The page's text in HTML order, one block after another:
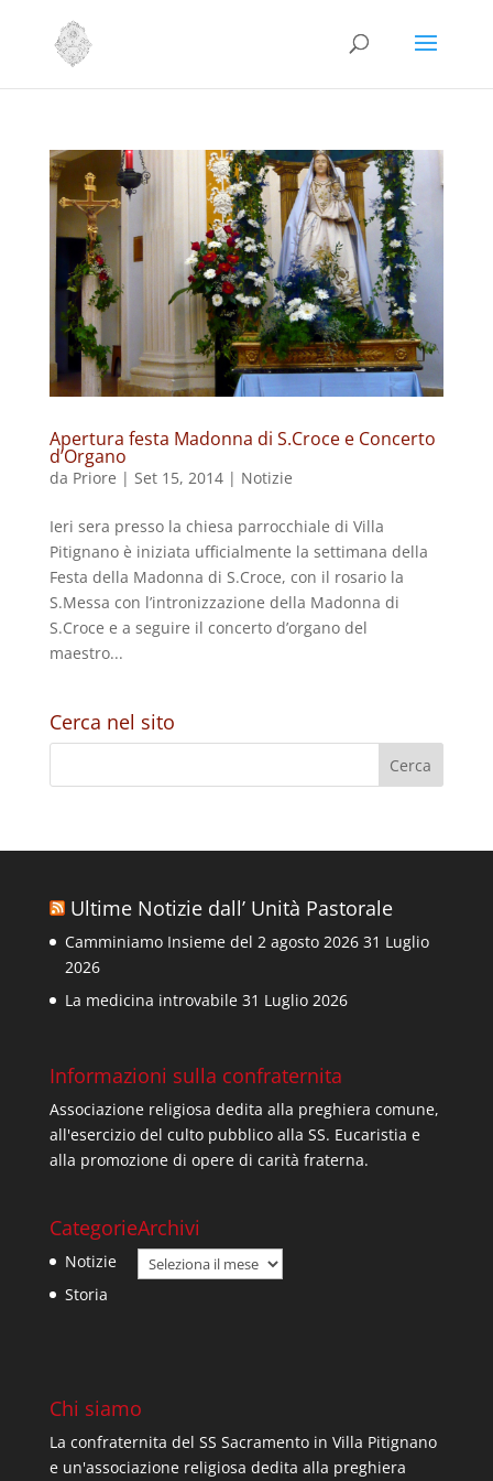
Apertura festa Madonna di S.Croce e Concerto
d’Organo
da Priore | Set 15, 2014| Notizie
Ieri sera presso la chiesa parrocchiale di Villa
Pitignano è iniziata ufficialmente la settimana della
Festa della Madonna di S.Croce, con il rosario la
S.Messa con l’intronizzazione della Madonna di
S.Croce e a seguire il concerto d’organo del
maestro...
Cerca nel sito
Ultime Notizie dall’ Unità Pastorale
Camminiamo Insieme del 2 agosto 2026 31 Luglio
2026
La medicina introvabile 31 Luglio 2026
Informazioni sulla confraternita
Associazione religiosa dedita alla preghiera comune,
all'esercizio del culto pubblico alla SS. Eucaristia e
alla promozione di opere di carità fraterna.
Categorie
Notizie
Storia
Archivi
Archivi
Chi siamo
La confraternita del SS Sacramento in Villa Pitignano
e un'associazione religiosa dedita alla preghiera